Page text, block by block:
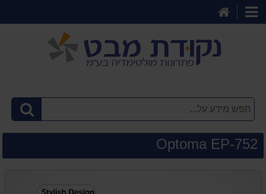
קטגוריות
הבית
Optoma EP-752